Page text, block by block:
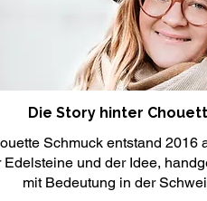
Die Story hinter
Schmuck entstand 2016
Edelsteine und der Idee,
mit Bedeutung in der